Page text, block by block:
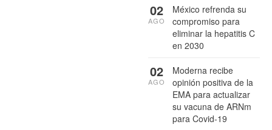
México refrenda su
compromiso para
eliminar la hepatitis C
en 2030
02
AGO
Moderna recibe
opinión positiva de la
EMA para actualizar
su vacuna de ARNm
para Covid-19
02
AGO